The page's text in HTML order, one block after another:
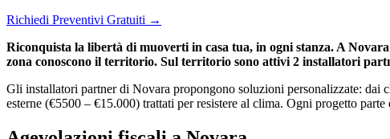
Richiedi Preventivi Gratuiti →
Riconquista la libertà di muoverti in casa tua, in ogni stanza. A
zona conoscono il territorio. Sul territorio sono attivi 2 installatori
Gli installatori partner di Novara propongono soluzioni personalizzate:
esterne (€5500 – €15.000) trattati per resistere al clima. Ogni progetto